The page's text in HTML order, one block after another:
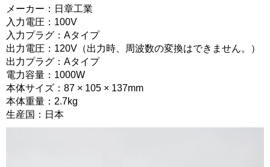
メーカー：日章工業
入力電圧：100V
入力プラグ：Aタイプ
出力電圧：120V（出力時、周波数の変換はできません。）
出力プラグ：Aタイプ
電力容量：1000W
本体サイズ：87 × 105 × 137mm
本体重量：2.7kg
生産国：日本